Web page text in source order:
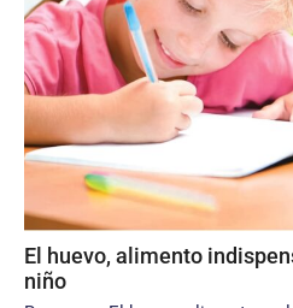
El huevo, alimento
niño